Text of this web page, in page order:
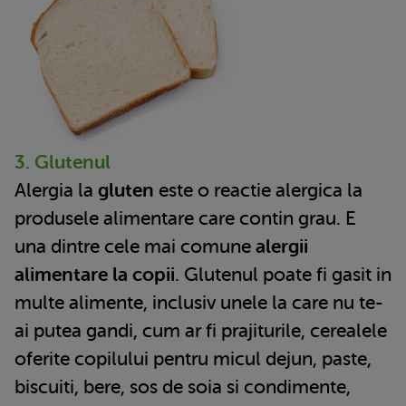
3. Glutenul
Alergia la gluten este o reactie alergica la
produsele alimentare care contin grau. E
una dintre cele mai comune alergii
alimentare la copii. Glutenul poate fi gasit in
multe alimente, inclusiv unele la care nu te-
ai putea gandi, cum ar fi prajiturile, cerealele
oferite copilului pentru micul dejun, paste,
biscuiti, bere, sos de soia si condimente,